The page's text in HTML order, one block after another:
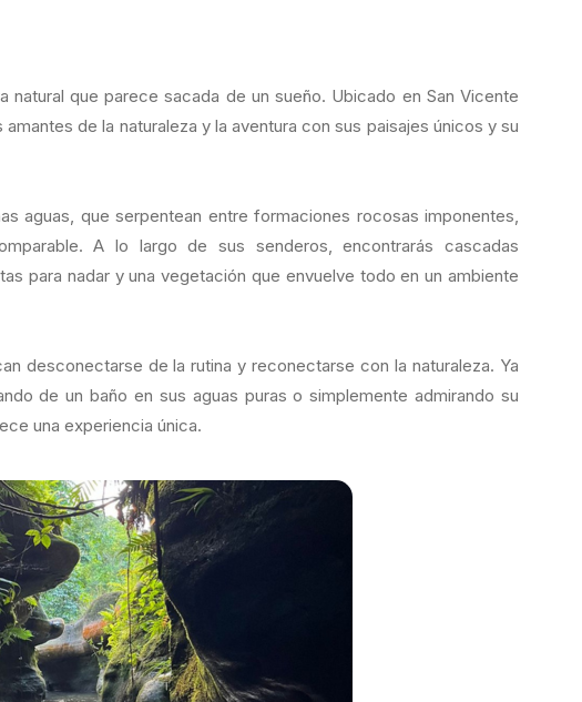
natural que parece sacada de un sueño. Ubicado en San Vicente
de la naturaleza y la aventura con sus paisajes únicos y su
aguas, que serpentean entre formaciones rocosas imponentes,
A lo largo de sus senderos, encontrarás cascadas
para nadar y una vegetación que envuelve todo en un ambiente
desconectarse de la rutina y reconectarse con la naturaleza. Ya
de un baño en sus aguas puras o simplemente admirando su
una experiencia única.